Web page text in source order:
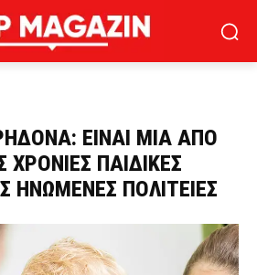
ΕΙΝΑΙ ΜΙΑ ΑΠΟ
ΧΡΟΝΙΕΣ ΠΑΙΔΙΚΕΣ
ΗΝΩΜΕΝΕΣ ΠΟΛΙΤΕΙΕΣ